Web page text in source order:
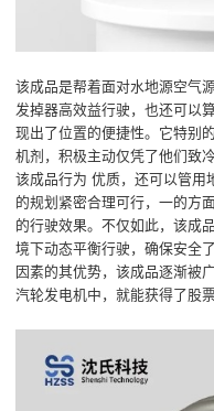
该成品是帮着面对水地源空气
发掉器高效益行驶，也还可以
现出了位置的便捷性。它特别
机剂，积极主动仅凭了他们致
该成品行为 优质，还可以管用
的规划紧密合理可行，一的方
的行驶效果。不仅如此，该成
境下动态平衡行驶，确保安全
因素的其优势，该成品逐渐被
汽轮发电机中，就能获得了股